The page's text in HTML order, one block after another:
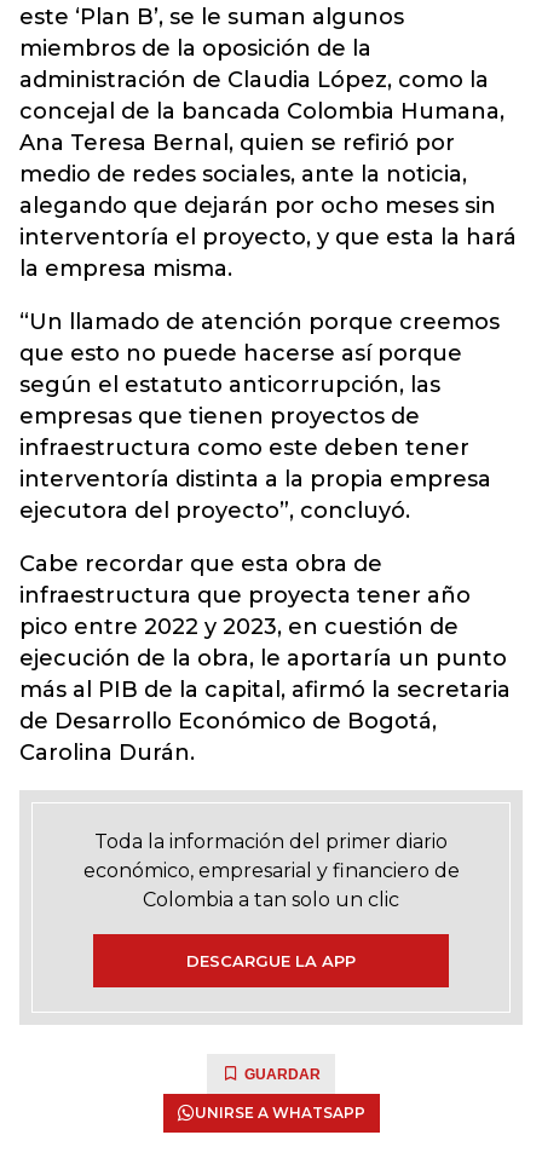
este ‘Plan B’, se le suman algunos
miembros de la oposición de la
administración de Claudia López, como la
concejal de la bancada Colombia Humana,
Ana Teresa Bernal, quien se refirió por
medio de redes sociales, ante la noticia,
alegando que dejarán por ocho meses sin
interventoría el proyecto, y que esta la hará
la empresa misma.
“Un llamado de atención porque creemos
que esto no puede hacerse así porque
según el estatuto anticorrupción, las
empresas que tienen proyectos de
infraestructura como este deben tener
interventoría distinta a la propia empresa
ejecutora del proyecto”, concluyó.
Cabe recordar que esta obra de
infraestructura que proyecta tener año
pico entre 2022 y 2023, en cuestión de
ejecución de la obra, le aportaría un punto
más al PIB de la capital, afirmó la secretaria
de Desarrollo Económico de Bogotá,
Carolina Durán.
Toda la información del primer diario
económico, empresarial y financiero de
Colombia a tan solo un clic
DESCARGUE LA APP
GUARDAR
UNIRSE A WHATSAPP